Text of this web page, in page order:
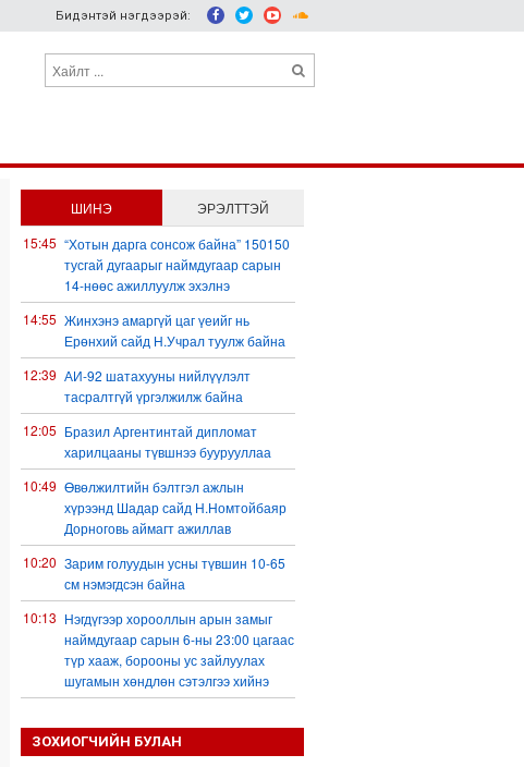
Бидэнтэй нэгдээрэй:
ШИНЭ
ЭРЭЛТТЭЙ
15:45 “Хотын дарга сонсож байна” 150150
тусгай дугаарыг наймдугаар сарын
14-нөөс ажиллуулж эхэлнэ
14:55 Жинхэнэ амаргүй цаг үеийг нь
Ерөнхий сайд Н.Учрал туулж байна
12:39 АИ-92 шатахууны нийлүүлэлт
тасралтгүй үргэлжилж байна
12:05 Бразил Аргентинтай дипломат
харилцааны түвшнээ буурууллаа
10:49 Өвөлжилтийн бэлтгэл ажлын
хүрээнд Шадар сайд Н.Номтойбаяр
Дорноговь аймагт ажиллав
10:20 Зарим голуудын усны түвшин 10-65
см нэмэгдсэн байна
10:13 Нэгдүгээр хорооллын арын замыг
наймдугаар сарын 6-ны 23:00 цагаас
түр хааж, борооны ус зайлуулах
шугамын хөндлөн сэтэлгээ хийнэ
хэрэгслийн экспортын хяналтыг
чангатгана гэжээ
ЗОХИОГЧИЙН БУЛАН